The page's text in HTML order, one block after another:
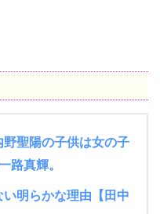
野聖陽の子供は女の子
路真輝。
明らかな理由【田中